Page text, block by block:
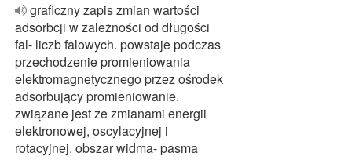
graficzny zapis zmian wartości
adsorbcji w zależności od długości
fal- liczb falowych. powstaje podczas
przechodzenie promieniowania
elektromagnetycznego przez ośrodek
adsorbujący promieniowanie.
związane jest ze zmianami energii
elektronowej, oscylacyjnej i
rotacyjnej. obszar widma- pasma